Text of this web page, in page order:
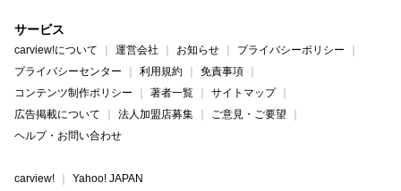
サービス
carview!について 運営会社 お知らせ
プライバシーポリシー
プライバシーセンター
利用規約
免責事項
コンテンツ制作ポリシー
著者一覧
サイトマップ
広告掲載について
法人加盟店募集
ご意見・ご要望
ヘルプ・お問い合わせ
carview! Yahoo! JAPAN